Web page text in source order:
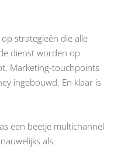
strategieën die alle
dienst worden op
Marketing-touchpoints
ingebouwd. En klaar is
een beetje multichannel
als